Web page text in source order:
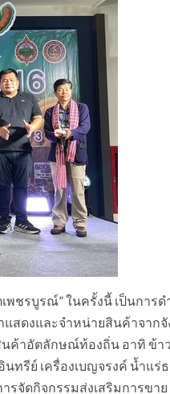
ชรบูรณ์” ในครั้งนี้ เป็นการด
สดงและจำหน่ายสินค้าจากจั
ค้าอัตลักษณ์ท้องถิ่น อาทิ ข้า
ทรีย์ เครื่องเบญจรงค์ น้ำแร่
จัดกิจกรรมส่งเสริมการขา